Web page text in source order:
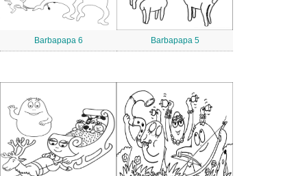
Barbapapa 6 Barbapapa 5